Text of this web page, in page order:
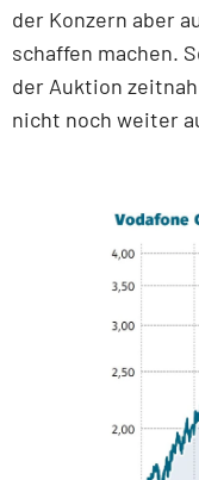
der Konzern aber
schaffen machen.
der Auktion
nicht noch weiter